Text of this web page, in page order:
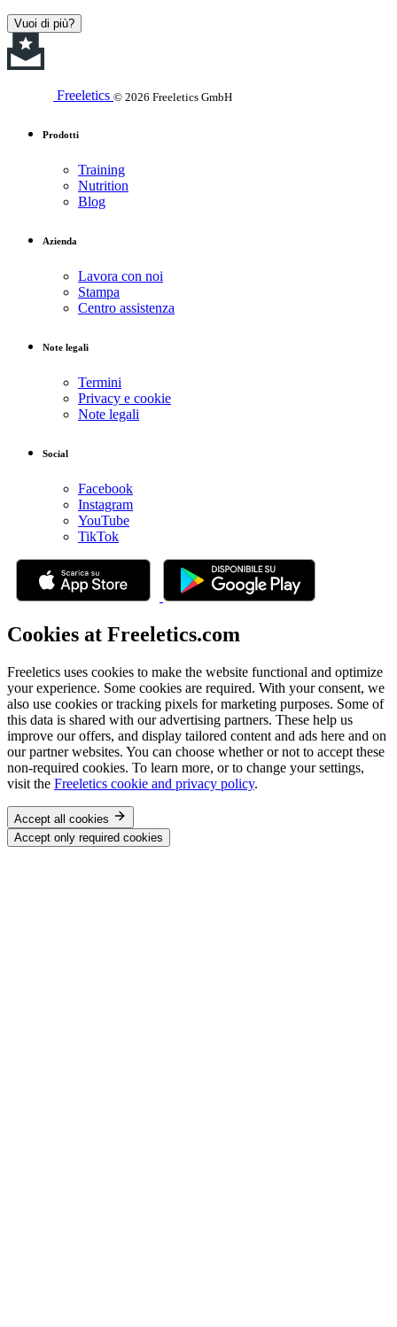
Vuoi di più?
Freeletics © 2026 Freeletics GmbH
Prodotti
Training
Nutrition
Blog
Azienda
Lavora con noi
Stampa
Centro assistenza
Note legali
Termini
Privacy e cookie
Note legali
Social
Facebook
Instagram
YouTube
TikTok
Cookies at Freeletics.com
Freeletics uses cookies to make the website functional and optimize
your experience. Some cookies are required. With your consent, we
also use cookies or tracking pixels for marketing purposes. Some of
this data is shared with our advertising partners. These help us
improve our offers, and display tailored content and ads here and on
our partner websites. You can choose whether or not to accept these
non-required cookies. To learn more, or to change your settings,
visit the Freeletics cookie and privacy policy.
Accept all cookies
Accept only required cookies